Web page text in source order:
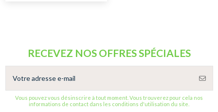
RECEVEZ NOS OFFRES SPÉCIALES
Vous pouvez vous désinscrire à tout moment. Vous trouverez pour cela nos
informations de contact dans les conditions d'utilisation du site.